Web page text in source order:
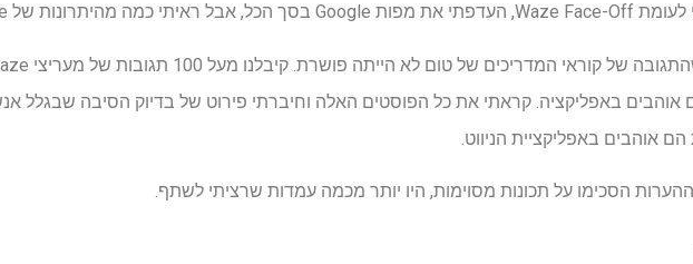
הם אוהבים באפליקציית הניווט.
הסכימו על תכונות מסוימות, היו יותר מכמה עמדות שרציתי לשתף.